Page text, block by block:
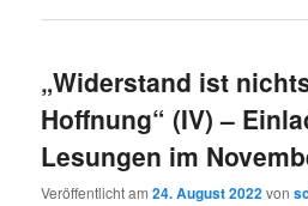
„Widerstand ist
Hoffnung“ (IV) –
Lesungen im
Veröffentlicht am24. August 2022von